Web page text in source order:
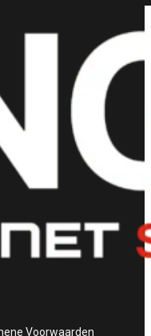
Voorwaarden